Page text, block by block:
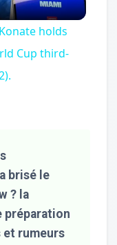
holds
Cup third-
brisé le
? la
préparation
rumeurs